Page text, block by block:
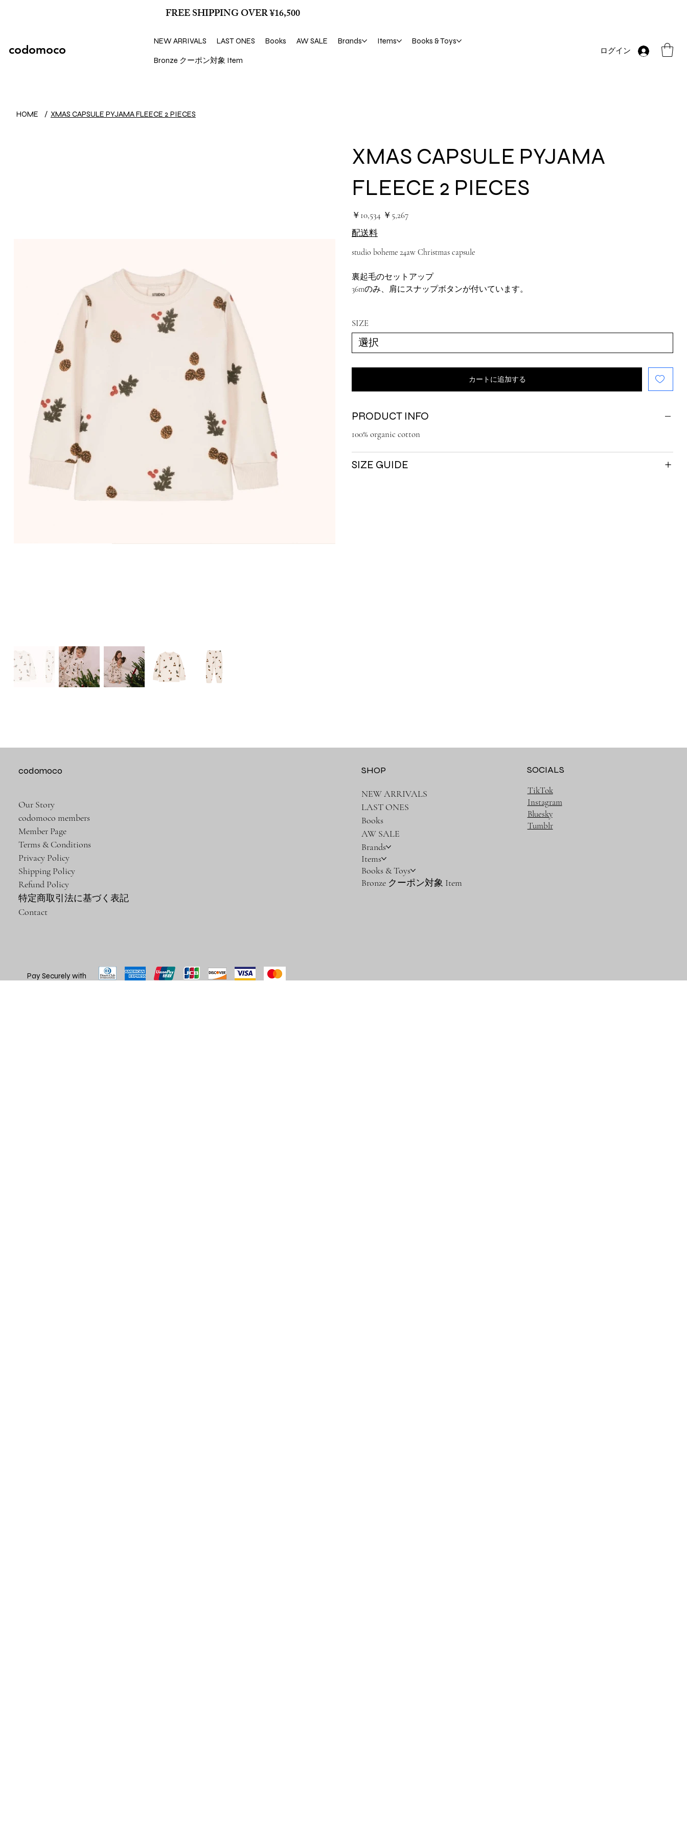
FREE SHIPPING OVER ¥16,500
codomoco
NEW ARRIVALS LAST ONES Books AW SALE Brands Items Books & Toys
Bronze クーポン対象 Item
ログイン
HOME / XMAS CAPSULE PYJAMA FLEECE 2 PIECES
XMAS CAPSULE PYJAMA
FLEECE 2 PIECES
元
の
格
￥10,534
セ
ー
￥5,267
配送料
studio boheme 24aw Christmas capsule
裏起毛のセットアップ
36mのみ、肩にスナップボタンが付いています。
SIZE
カートに追加する
PRODUCT INFO
100% organic cotton
SIZE GUIDE
codomoco
Our Story
codomoco members
Member Page
Terms & Conditions
Privacy Policy
Shipping Policy
Refund Policy
特定商取引法に基づく表記
Contact
SHOP
NEW ARRIVALS
LAST ONES
Books
AW SALE
Brands
Items
Books & Toys
Bronze クーポン対象 Item
SOCIALS
TikTok
Instagram
Bluesky
Tumblr
Pay Securely with